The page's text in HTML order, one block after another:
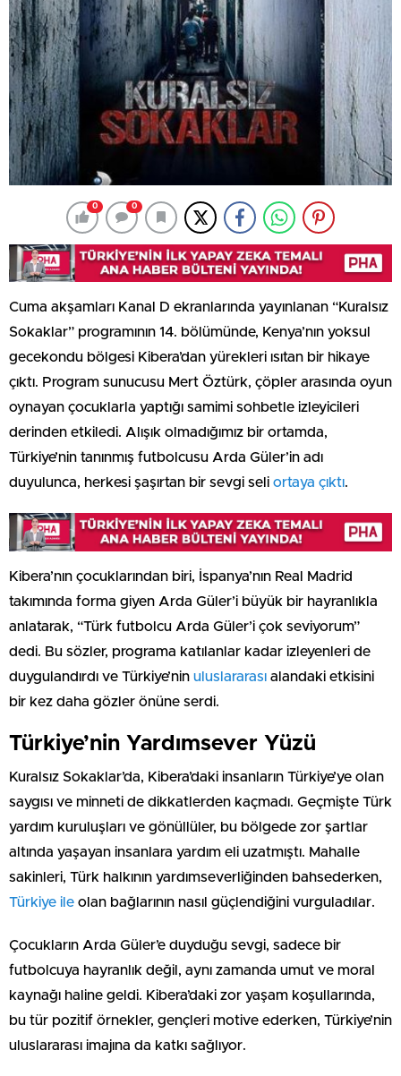
0 0
Cuma akşamları Kanal D ekranlarında yayınlanan “Kuralsız
Sokaklar” programının 14. bölümünde, Kenya’nın yoksul
gecekondu bölgesi Kibera’dan yürekleri ısıtan bir hikaye
çıktı. Program sunucusu Mert Öztürk, çöpler arasında oyun
oynayan çocuklarla yaptığı samimi sohbetle izleyicileri
derinden etkiledi. Alışık olmadığımız bir ortamda,
Türkiye’nin tanınmış futbolcusu Arda Güler’in adı
duyulunca, herkesi şaşırtan bir sevgi seli ortaya çıktı.
Kibera’nın çocuklarından biri, İspanya’nın Real Madrid
takımında forma giyen Arda Güler’i büyük bir hayranlıkla
anlatarak, “Türk futbolcu Arda Güler’i çok seviyorum”
dedi. Bu sözler, programa katılanlar kadar izleyenleri de
duygulandırdı ve Türkiye’nin uluslararası alandaki etkisini
bir kez daha gözler önüne serdi.
Türkiye’nin Yardımsever Yüzü
Kuralsız Sokaklar’da, Kibera’daki insanların Türkiye’ye olan
saygısı ve minneti de dikkatlerden kaçmadı. Geçmişte Türk
yardım kuruluşları ve gönüllüler, bu bölgede zor şartlar
altında yaşayan insanlara yardım eli uzatmıştı. Mahalle
sakinleri, Türk halkının yardımseverliğinden bahsederken,
Türkiye ile olan bağlarının nasıl güçlendiğini vurguladılar.
Çocukların Arda Güler’e duyduğu sevgi, sadece bir
futbolcuya hayranlık değil, aynı zamanda umut ve moral
kaynağı haline geldi. Kibera’daki zor yaşam koşullarında,
bu tür pozitif örnekler, gençleri motive ederken, Türkiye’nin
uluslararası imajına da katkı sağlıyor.